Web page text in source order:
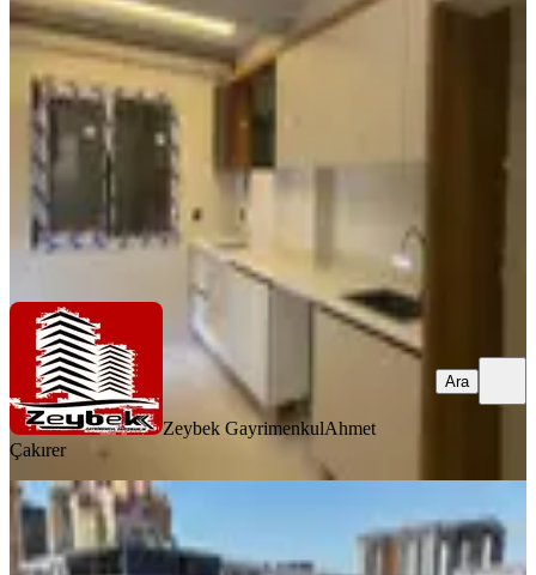
Menemen, Gazi Mahallesi
2+1·90 m²·3. Kat
4.250.000 ₺
Zeybek GayrimenkulAhmet Çakırer
Zeybek GayrimenkulAhmet
Çakırer
Ara
SIFIR BİNA
Koyunderede Satılık Daire 3+1 Lüks
Havuzlu Sitede Gazi Mah